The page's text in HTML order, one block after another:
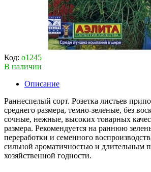
Код: о1245
В наличии
Описание
Раннеспелый сорт. Розетка листьев
среднего размера, темно-зеленые, без
сочные, нежные, высоких товарных
размера. Рекомендуется на раннюю
переработки и семенного
сильной ароматичностью и длительным
хозяйственной годности.